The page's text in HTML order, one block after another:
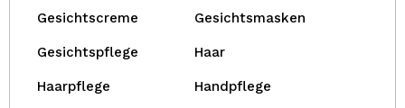
Gesichtscreme Gesichtsmasken
Gesichtspflege Haar
Haarpflege Handpflege